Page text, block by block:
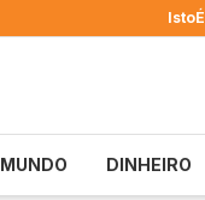
IstoÉ
MUNDO DINHEIRO